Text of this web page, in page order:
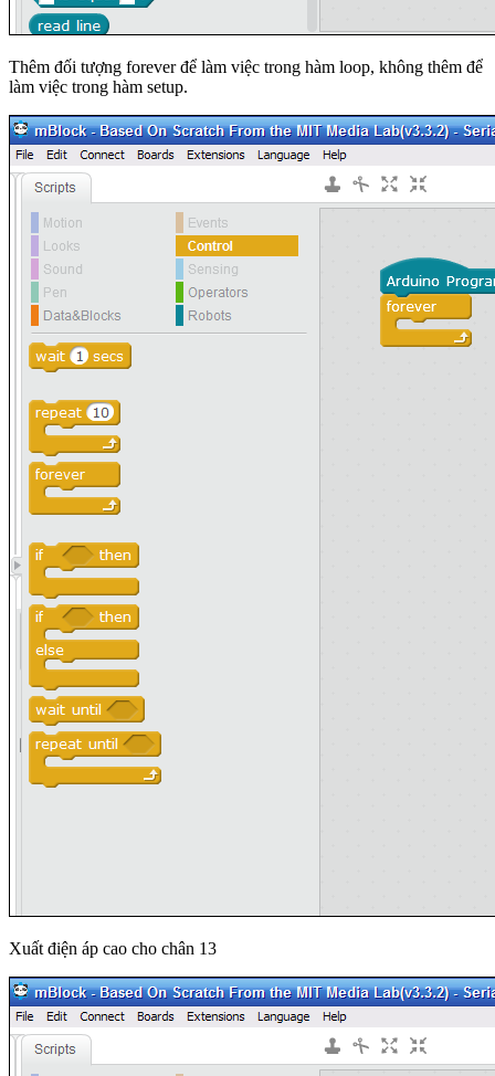
Thêm đối tượng forever để làm việc trong hàm loop, không thêm để
làm việc trong hàm setup.
Xuất điện áp cao cho chân 13